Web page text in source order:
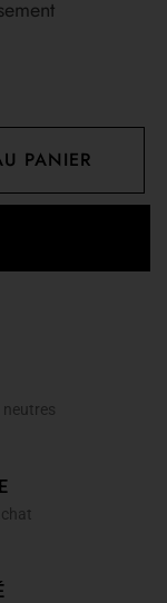
PANIER
neutres